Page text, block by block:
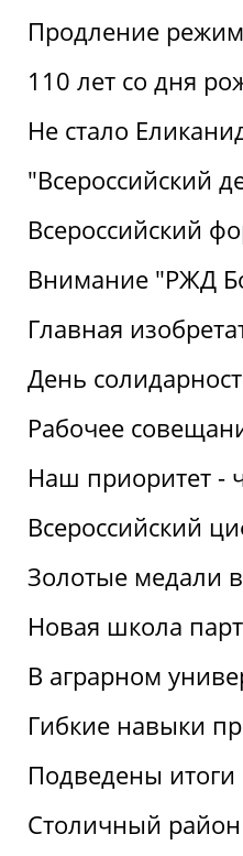
Продление
110 лет со дня
Не стало
"Всероссийский
Всероссийский
Внимание "РЖД
Главная
День
Рабочее
Наш приоритет -
Всероссийский
Золотые медали
Новая школа
В аграрном
Гибкие навыки
Подведены
Столичный